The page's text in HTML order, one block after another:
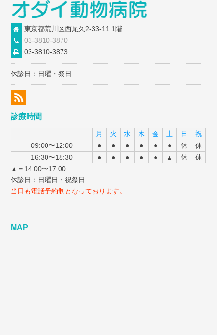
東京都荒川区西尾久2-33-11 1階
03-3810-3870
03-3810-3873
休診日：日曜・祭日
診療時間
月 火 水 木 金 土 日
祝
09:00〜12:00
● ● ● ● ● ● 休
休
16:30〜18:30
● ● ● ● ● ▲ 休
休
▲＝14:00〜17:00
休診日：日曜日・祝祭日
当日も電話予約制となっております。
MAP